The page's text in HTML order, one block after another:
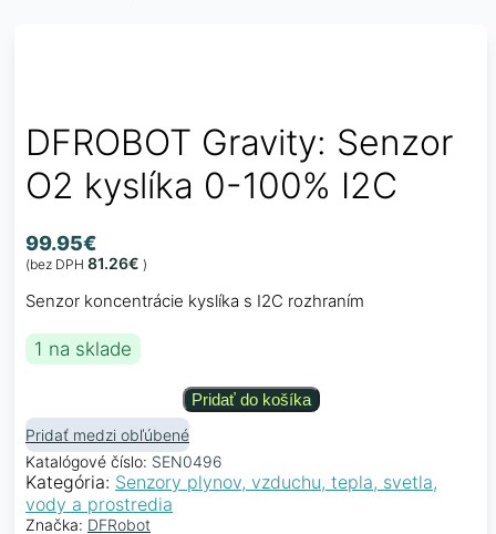
DFROBOT Gravity: Senzor
O2 kyslíka 0-100% I2C
99.95€
(bez DPH 81.26€ )
Senzor koncentrácie kyslíka s I2C rozhraním
1 na sklade
Pridať do košíka
Pridať medzi obľúbené
Katalógové číslo: SEN0496
Kategória: Senzory plynov, vzduchu, tepla, svetla,
vody a prostredia
Značka: DFRobot